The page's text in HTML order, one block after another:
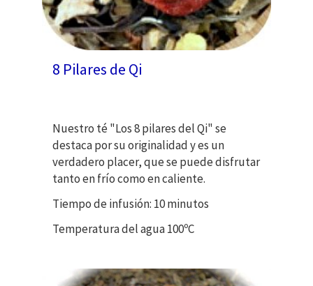
8 Pilares de Qi
Nuestro té "Los 8 pilares del Qi" se
destaca por su originalidad y es un
verdadero placer, que se puede disfrutar
tanto en frío como en caliente.
Tiempo de infusión: 10 minutos
Temperatura del agua 100ºC